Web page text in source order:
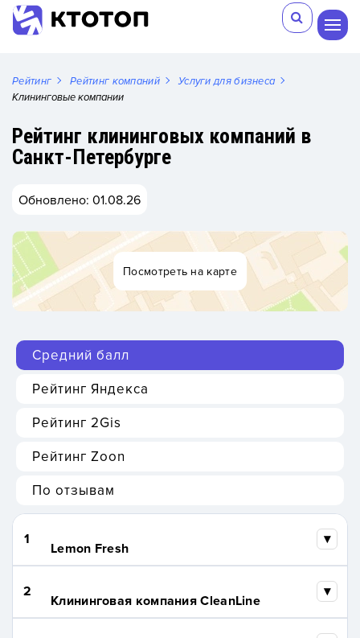
Рейтинг Рейтинг компаний
Услуги для бизнеса
Клининговые компании
Рейтинг клининговых компаний в
Санкт-Петербурге
Обновлено: 01.08.26
Посмотреть на карте
Средний балл
Рейтинг Яндекса
Рейтинг 2Gis
Рейтинг Zoon
По отзывам
1
Lemon Fresh
2
Клининговая компания CleanLine